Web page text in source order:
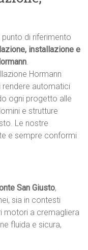
di riferimento
installazione e
.
Hormann
rendere automatici
ogni progetto alle
e strutture
Le nostre
e sempre conformi
San Giusto,
sia in contesti
motori a cremagliera
fluida e sicura,